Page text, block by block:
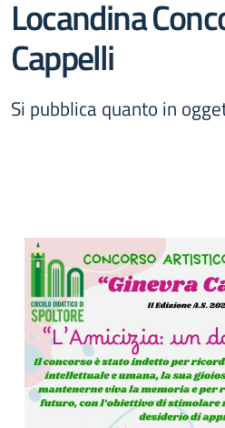
Locandina
Cappelli
Si pubblica quanto in